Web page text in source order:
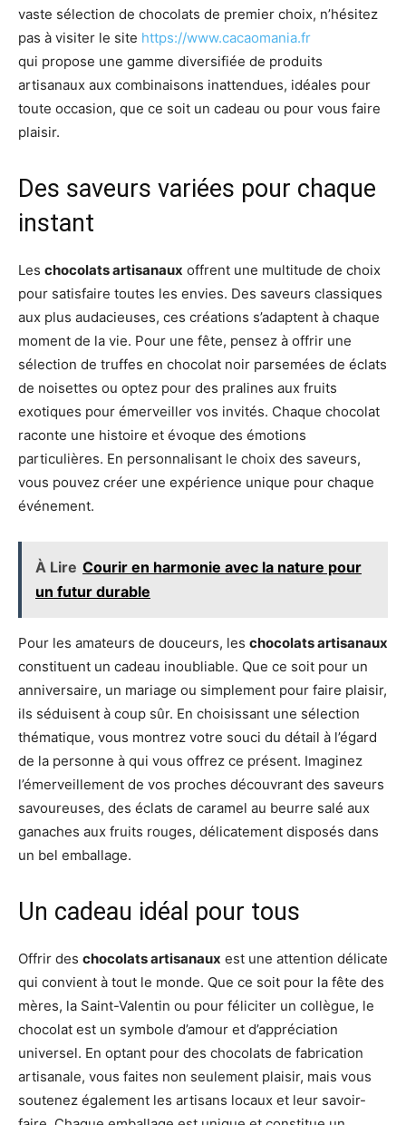
vaste sélection de chocolats de premier choix, n’hésitez
pas à visiter le site https://www.cacaomania.fr
qui propose une gamme diversifiée de produits
artisanaux aux combinaisons inattendues, idéales pour
toute occasion, que ce soit un cadeau ou pour vous faire
plaisir.
Des saveurs variées pour chaque
instant
Les chocolats artisanaux offrent une multitude de choix
pour satisfaire toutes les envies. Des saveurs classiques
aux plus audacieuses, ces créations s’adaptent à chaque
moment de la vie. Pour une fête, pensez à offrir une
sélection de truffes en chocolat noir parsemées de éclats
de noisettes ou optez pour des pralines aux fruits
exotiques pour émerveiller vos invités. Chaque chocolat
raconte une histoire et évoque des émotions
particulières. En personnalisant le choix des saveurs,
vous pouvez créer une expérience unique pour chaque
événement.
À Lire Courir en harmonie avec la nature pour
un futur durable
Pour les amateurs de douceurs, les chocolats artisanaux
constituent un cadeau inoubliable. Que ce soit pour un
anniversaire, un mariage ou simplement pour faire plaisir,
ils séduisent à coup sûr. En choisissant une sélection
thématique, vous montrez votre souci du détail à l’égard
de la personne à qui vous offrez ce présent. Imaginez
l’émerveillement de vos proches découvrant des saveurs
savoureuses, des éclats de caramel au beurre salé aux
ganaches aux fruits rouges, délicatement disposés dans
un bel emballage.
Un cadeau idéal pour tous
Offrir des chocolats artisanaux est une attention délicate
qui convient à tout le monde. Que ce soit pour la fête des
mères, la Saint-Valentin ou pour féliciter un collègue, le
chocolat est un symbole d’amour et d’appréciation
universel. En optant pour des chocolats de fabrication
artisanale, vous faites non seulement plaisir, mais vous
soutenez également les artisans locaux et leur savoir-